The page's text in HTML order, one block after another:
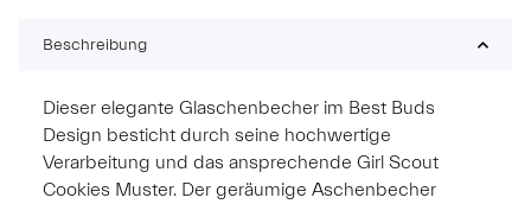
Beschreibung
Dieser elegante Glaschenbecher im Best Buds
Design besticht durch seine hochwertige
Verarbeitung und das ansprechende Girl Scout
Cookies Muster. Der geräumige Aschenbecher